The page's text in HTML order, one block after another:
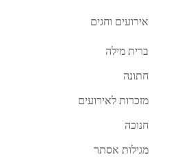
אירועים וחגים
ברית מילה
חתונה
מזכרות לאירועים
חנוכה
מגילות אסתר